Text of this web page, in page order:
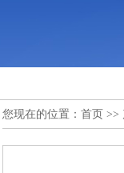
您现在的位置： 首页 >>